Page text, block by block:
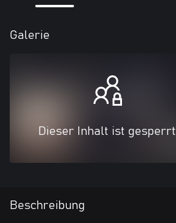
Galerie
Dieser Inhalt ist gesperrt
Beschreibung